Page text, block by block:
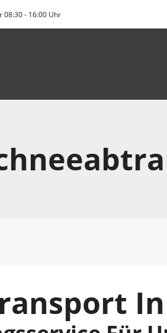
08:30 - 16:00 Uhr